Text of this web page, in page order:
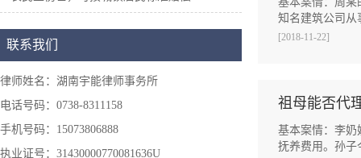
联系我们
律师姓名：湖南宇能律师事务所
电话号码：0738-8311158
手机号码：15073806888
执业证号：31430000770081636U
知名建筑公司
[2018-11-22]
祖母能否代
基本案情：李奶
抚养费用。孙